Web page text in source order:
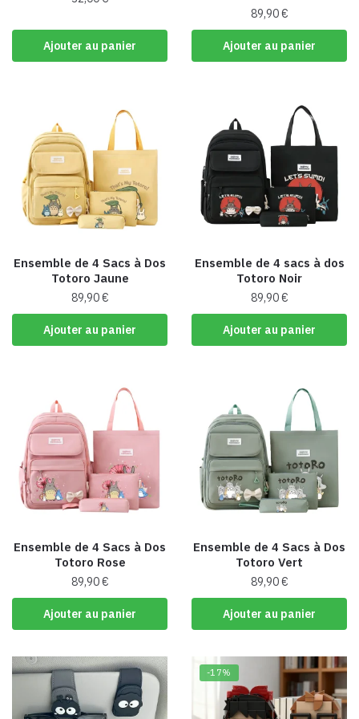
du
produit
Ajouter au panier
89,90€
Ajouter au panier
Ensemble de 4 Sacs à Dos
Totoro Jaune
89,90€
Ajouter au panier
Ensemble de 4 sacs à dos
Totoro Noir
89,90€
Ajouter au panier
Ensemble de 4 Sacs à Dos
Totoro Rose
89,90€
Ajouter au panier
Ensemble de 4 Sacs à Dos
Totoro Vert
89,90€
Ajouter au panier
-17%